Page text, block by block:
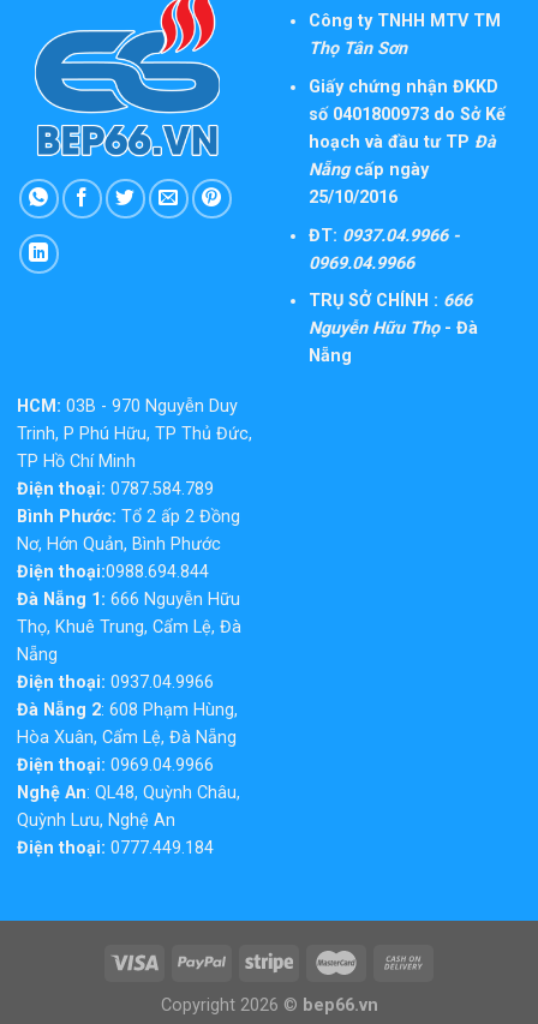
Công ty TNHH MTV TM
Thọ Tân Sơn
Giấy chứng nhận ĐKKD
số 0401800973 do Sở Kế
hoạch và đầu tư TP Đà
Nẵngcấp ngày
25/10/2016
ĐT: 0937.04.9966 -
0969.04.9966
TRỤ SỞ CHÍNH : 666
Nguyễn Hữu Thọ- Đà
Nẵng
HCM: 03B - 970 Nguyễn Duy
Trinh, P Phú Hữu, TP Thủ Đức,
TP Hồ Chí Minh
Điện thoại: 0787.584.789
Bình Phước: Tổ 2 ấp 2 Đồng
Nơ, Hớn Quản, Bình Phước
Điện thoại:0988.694.844
Đà Nẵng 1: 666 Nguyễn Hữu
Thọ, Khuê Trung, Cẩm Lệ, Đà
Nẵng
Điện thoại: 0937.04.9966
Đà Nẵng 2: 608 Phạm Hùng,
Hòa Xuân, Cẩm Lệ, Đà Nẵng
Điện thoại: 0969.04.9966
Nghệ An: QL48, Quỳnh Châu,
Quỳnh Lưu, Nghệ An
Điện thoại: 0777.449.184
Copyright 2026 © bep66.vn